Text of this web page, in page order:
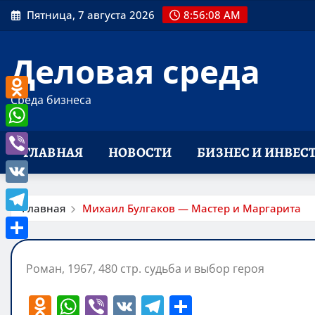
Перейти
к
Пятница, 7 августа 2026 8:56:09 AM
Деловая среда
Среда бизнеса
ГЛАВНАЯ НОВОСТИ БИЗНЕС И
Главная Михаил Булгаков — Мастер и Маргарита
Роман, 1967, 480 стр. судьба и выбор героя
O W Vi V T
Odnoklassniki
WhatsApp
Viber
VK
Telegram
Отправить